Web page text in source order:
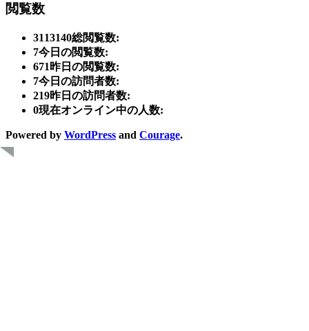
閲覧数
3113140総閲覧数:
7今日の閲覧数:
671 昨日の閲覧数:
7今日の訪問者数:
219昨日の訪問者数:
0現在オンライン中の人数:
Powered by WordPress and Courage.